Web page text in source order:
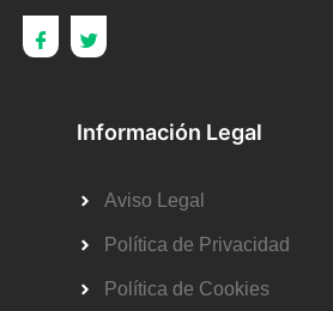
Información Legal
Aviso Legal
Política de Privacidad
Política de Cookies